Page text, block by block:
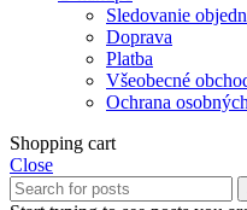
Sledovanie
Doprava
Platba
Všeobecné
Ochrana
Shopping cart
Close